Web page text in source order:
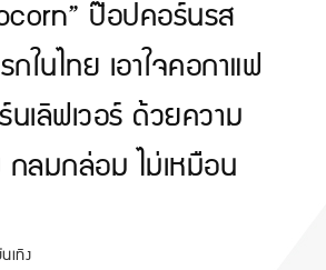
ป๊อปคอร์นรส
กในไทย เอาใจคอกาแฟ
เลิฟเวอร์ ด้วยความ
ลมกล่อม ไม่เหมือน
เทิง